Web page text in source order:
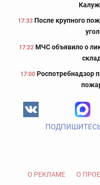
17:33 После крупного
17:22 МЧС объявило о
17:00 Роспотребнадзор
ПОДПИШИТЕСЬ
О РЕКЛАМЕ О